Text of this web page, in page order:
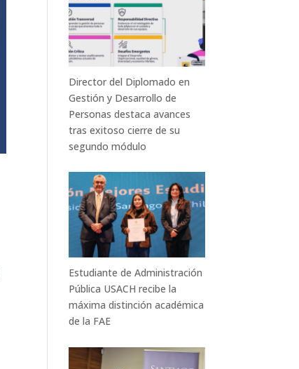
Director del Diplomado en
Gestión y Desarrollo de
Personas destaca avances
tras exitoso cierre de su
segundo módulo
Estudiante de Administración
Pública USACH recibe la
máxima distinción académica
de la FAE